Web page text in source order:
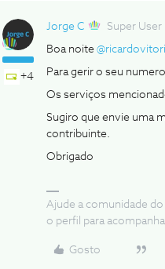
+4
Jorge C Super User
Boa noite
Para gerir o seu
Os serviços
Sugiro que envie uma
contribuinte.
Obrigado
Ajude a comunidade
o perfil para
Gosto